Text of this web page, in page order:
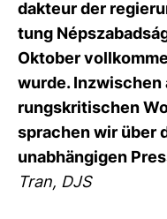
dak­teur der
tung
Oktober
wurde.
rungs­kri­ti­schen
spra­chen wir über
unab­hän­gigen
Tran, DJS